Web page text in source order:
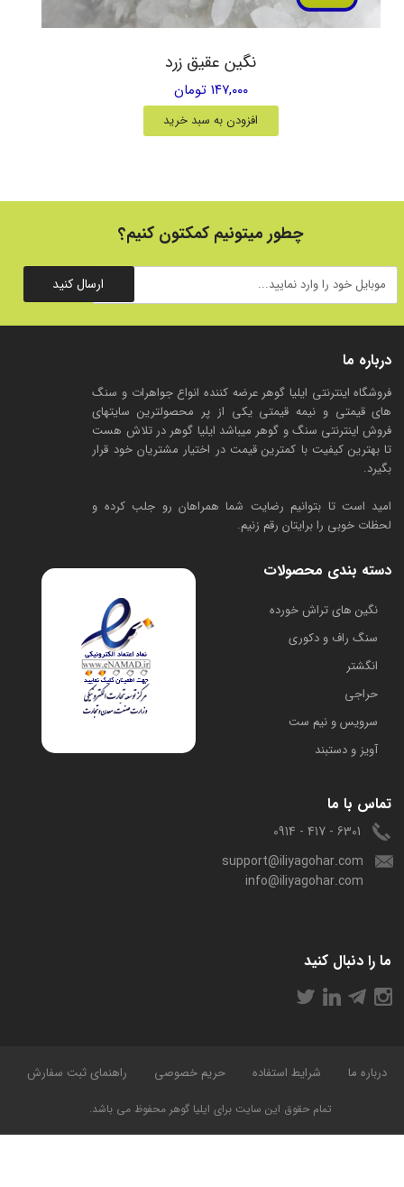
نگین عقیق زرد
۱۴۷,۰۰۰ تومان
افزودن به سبد خرید
تمام حقوق این سایت برای ایلیا گوهر محفوظ می باشد.
درباره ما شرایط استفاده حریم خصوصی راهنمای ثبت سفارش
درباره ما
فروشگاه اینترنتی ایلیا گوهر عرضه کننده انواع جواهرات و سنگ
های قیمتی و نیمه قیمتی یکی از پر محصولترین سایتهای
فروش اینترنتی سنگ و گوهر میباشد ایلیا گوهر در تلاش هست
تا بهترین کیفیت با کمترین قیمت در اختیار مشتریان خود قرار
بگیرد.
امید است تا بتوانیم رضایت شما همراهان رو جلب کرده و
لحظات خوبی را برایتان رقم زنیم.
دسته بندی محصولات
​نگین های تراش خورده
سنگ راف و دکوری
انگشتر
حراجی
سرویس و نیم ست
آویز و دستبند
تماس با ما
6301 - 417 - 0914
support@iliyagohar.com
info@iliyagohar.com
ما را دنبال کنید
چطور میتونیم کمکتون کنیم؟
ارسال کنید